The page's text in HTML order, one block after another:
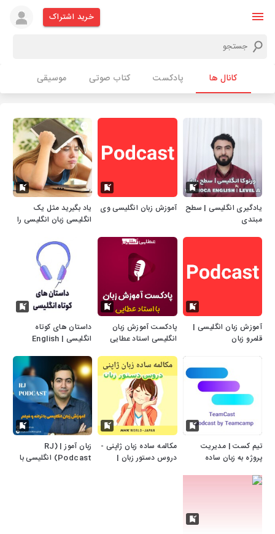
خرید اشتراک
کانال ها پادکست کتاب صوتی موسیقی
یادگیری انگلیسی | سطح
مبتدی
آموزش زبان انگلیسی وی
یاد بگیرید مثل یک
انگلیسی زبان انگلیسی را
آموزش زبان انگلیسی |
قلمرو زبان
پادکست آموزش زبان
انگلیسی استاد عطایی
داستان های کوتاه
انگلیسی | English
انگلیسی
تیم کست | مدیریت
پروژه به زبان ساده
مکالمه ساده زبان ژاپنی -
دروس دستور زبان |
زبان آموز | (RJ
Podcast) انگلیسی با